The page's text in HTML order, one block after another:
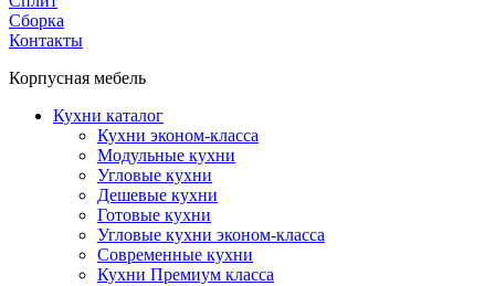
Сборка
Контакты
Корпусная мебель
Кухни каталог
Кухни эконом-класса
Модульные кухни
Угловые кухни
Дешевые кухни
Готовые кухни
Угловые кухни эконом-класса
Современные кухни
Кухни Премиум класса